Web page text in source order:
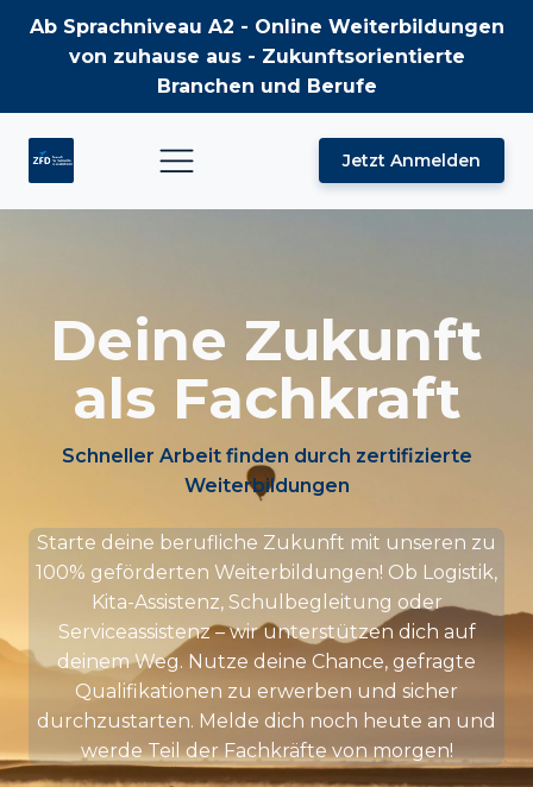
Ab Sprachniveau A2 - Online Weiterbildungen
von zuhause aus - Zukunftsorientierte
Branchen und Berufe
Jetzt Anmelden
Deine Zukunft
als Fachkraft
Schneller Arbeit finden durch zertifizierte
Weiterbildungen
Starte deine berufliche Zukunft mit unseren zu
100% geförderten Weiterbildungen! Ob Logistik,
Kita-Assistenz, Schulbegleitung oder
Serviceassistenz – wir unterstützen dich auf
deinem Weg. Nutze deine Chance, gefragte
Qualifikationen zu erwerben und sicher
durchzustarten. Melde dich noch heute an und
werde Teil der Fachkräfte von morgen!